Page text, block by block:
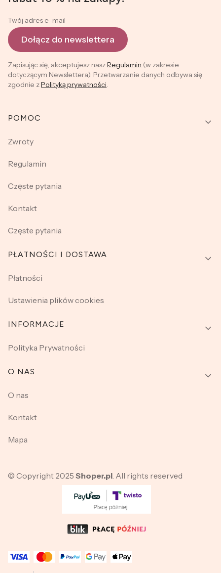
Twój adres e-mail
Dołącz do newslettera
Zapisując się, akceptujesz naszRegulamin (w zakresie
dotyczącym Newslettera). Przetwarzanie danych odbywa się
zgodnie zPolityką prywatności.
Linki w stopce
POMOC
Zwroty
Regulamin
Częste pytania
Kontakt
Częste pytania
PŁATNOŚCI I DOSTAWA
Płatności
Ustawienia plików cookies
INFORMACJE
Polityka Prywatności
O NAS
O nas
Kontakt
Mapa
© Copyright 2025 Shoper.pl. All rights reserved